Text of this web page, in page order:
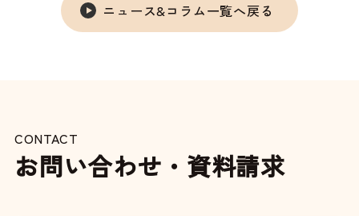
ニュース&コラム一覧へ戻る
CONTACT
お問い合わせ・資料請求